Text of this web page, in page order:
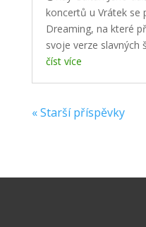
koncertů u Vrátek se
Dreaming, na které
svoje verze slavných
číst více
« Starší příspěvky